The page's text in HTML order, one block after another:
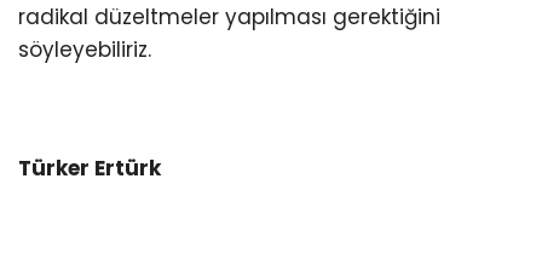
radikal düzeltmeler yapılması gerektiğini
söyleyebiliriz.
Türker Ertürk